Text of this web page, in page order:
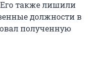
также лишили
должности в
полученную